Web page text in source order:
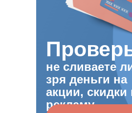
не сливаете
зря деньги на
акции, скидки
рекламу